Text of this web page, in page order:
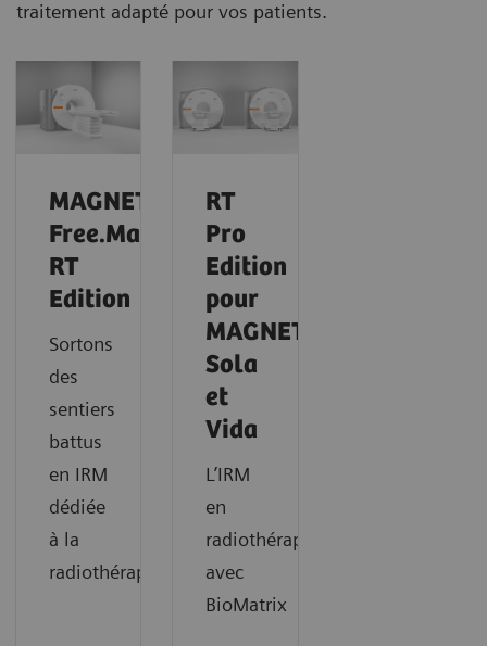
traitement adapté pour vos patients.
MAGNETOM
Free.Max
RT
Edition
Sortons
des
sentiers
battus
en IRM
dédiée
à la
radiothérapie
RT
Pro
Edition
pour
MAGNETOM
Sola
et
Vida
L’IRM
en
radiothérapie
avec
BioMatrix